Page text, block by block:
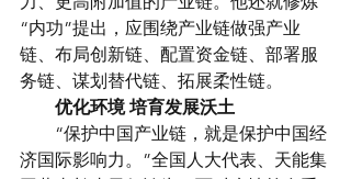
“内功”提出，应围绕产业链做强产业
链、布局创新链、配置资金链、部署服
务链、谋划替代链、拓展柔性链。
优化环境 培育发展沃土
“保护中国产业链，就是保护中国经
济国际影响力。”全国人大代表、天能集